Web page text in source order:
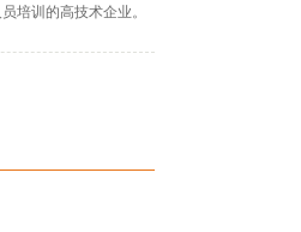
培训的高技术企业。